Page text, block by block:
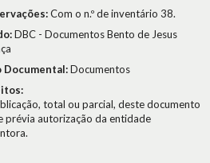
Com o n.º de inventário 38.
DBC - Documentos Bento de Jesus
Documental:Documentos
total ou parcial, deste documento
prévia autorização da entidade